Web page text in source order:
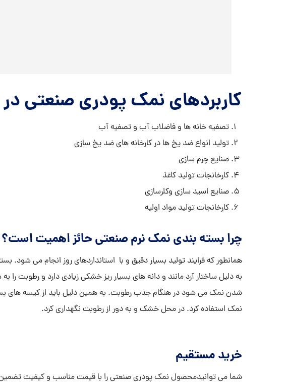
کاربردهای نمک پودری صنعتی
تصفیه خانه ها و فاضلاب آب و تصفیه آب
تولید انواع ضد یخ ها در کارخانه های ضد یخ سازی
صنایع چرم سازی
کارخانجات تولید کاغذ
صنایع اسید سازی وکلرسازی
کارخانجات تولید مواد اولیه
چرا بسته بندی نمک نرم صنعتی حائز اهمیت است؟
همانطور که فرایند تولید بسیار دقیق و با استانداردهای روز انجام می
به دلیل ساختار آرد مانند و دانه های بسیار ریز خشکی زیادی دارد و رطوبت
شدن نمک می شود در هنگام جذب رطوبت. به همین دلیل باید از کیسه های
نمک استفاده کرد. در محل خشک و به دور از رطوبت نگهداری کرد.
خرید مستقیم
شما می توانیدمحصول نمک پودری صنعتی را با قیمت مناسب و کیفیت تضمین